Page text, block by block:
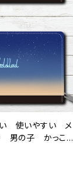
使いやすい メ
男の子 かっこい
い 風景 綺麗
性的 人気 イラ
絵師 オリジナ